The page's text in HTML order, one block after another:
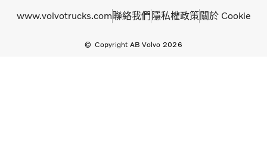
Copyright AB Volvo 2026
www.volvotrucks.com聯絡我們 隱私權政策關於 Cookie